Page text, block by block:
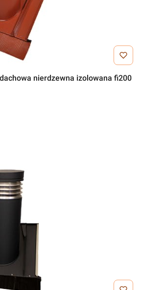
nierdzewna izolowana fi200